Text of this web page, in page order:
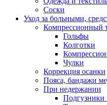
Соски
Уход за больными,
Компрессионный
Гольфы
Колготки
Чулки
Коррекция осанки
Пояса, бандажи
При недержании
Подгузники